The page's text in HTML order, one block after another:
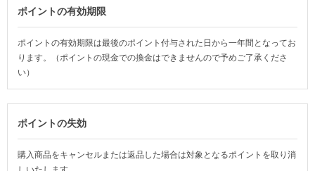
ポイントの有効期限
ポイントの有効期限は最後のポイント付与された日から一年間となってお
ります。（ポイントの現金での換金はできませんので予めご了承くださ
い）
ポイントの失効
購入商品をキャンセルまたは返品した場合は対象となるポイントを取り消